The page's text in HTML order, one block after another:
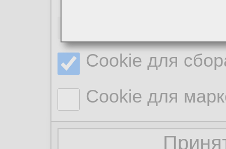
Cookie для
Cookie для